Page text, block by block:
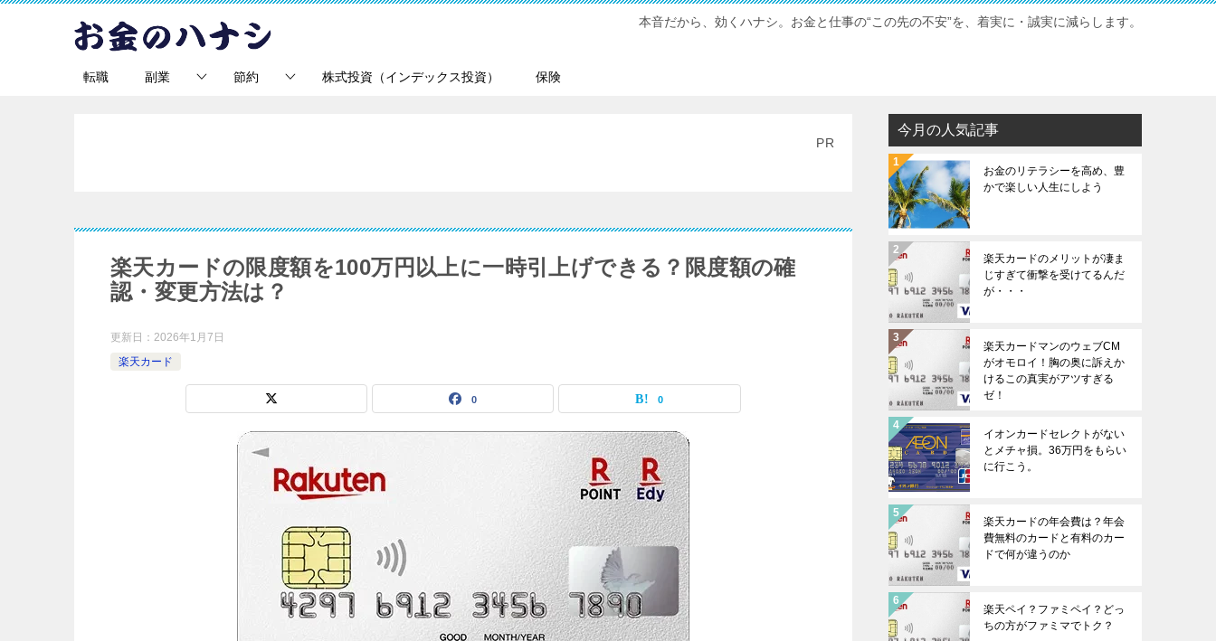
本音だから、効くハナシ。お金と仕事の“この先の不安”を、着実に・誠実に減らします。
転職 副業 節約 株式投資（インデックス投資） 保険
PR
楽天カードの限度額を100万円以上に一時引上げできる？限度額の確
認・変更方法は？
更新日： 2026年1月7日
楽天カード
0 0
今月の人気記事
お金のリテラシーを高め、豊
かで楽しい人生にしよう
楽天カードのメリットが凄ま
じすぎて衝撃を受けてるんだ
が・・・
楽天カードマンのウェブCM
がオモロイ！胸の奥に訴えか
けるこの真実がアツすぎる
ゼ！
イオンカードセレクトがない
とメチャ損。36万円をもらい
に行こう。
楽天カードの年会費は？年会
費無料のカードと有料のカー
ドで何が違うのか
楽天ペイ？ファミペイ？どっ
ちの方がファミマでトク？